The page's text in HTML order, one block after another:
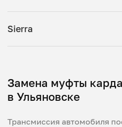
Sierra
Замена муфты
в Ульяновске
Трансмиссия автомобиля